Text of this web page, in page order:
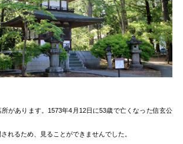
があります。1573年4月12日に53歳で亡くなった信玄公
れるため、見ることができませんでした。